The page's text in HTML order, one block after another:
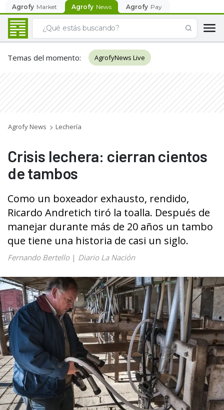
Agrofy Market Agrofy News Agrofy Pay
Temas del momento: AgrofyNews Live
Agrofy News Lechería
Crisis lechera: cierran cientos
de tambos
Como un boxeador exhausto, rendido,
Ricardo Andretich tiró la toalla. Después de
manejar durante más de 20 años un tambo
que tiene una historia de casi un siglo.
Fernando Bertello| Diario La Nación